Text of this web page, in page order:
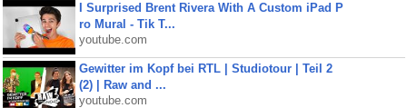
I Surprised Brent Rivera With A Custom iPad P
ro Mural - Tik T...
youtube.com
Gewitter im Kopf bei RTL | Studiotour | Teil 2
(2) | Raw and ...
youtube.com